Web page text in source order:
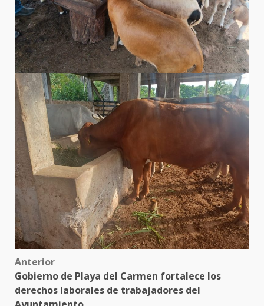
Post
navigation
Anterior
Gobierno de Playa del Carmen fortalece los
derechos laborales de trabajadores del